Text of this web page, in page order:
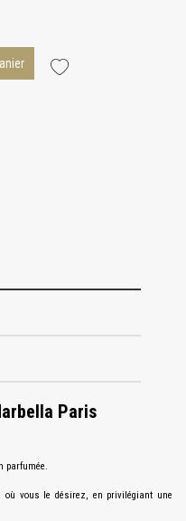
Paris
parfumée.
vous le désirez, en privilégiant une